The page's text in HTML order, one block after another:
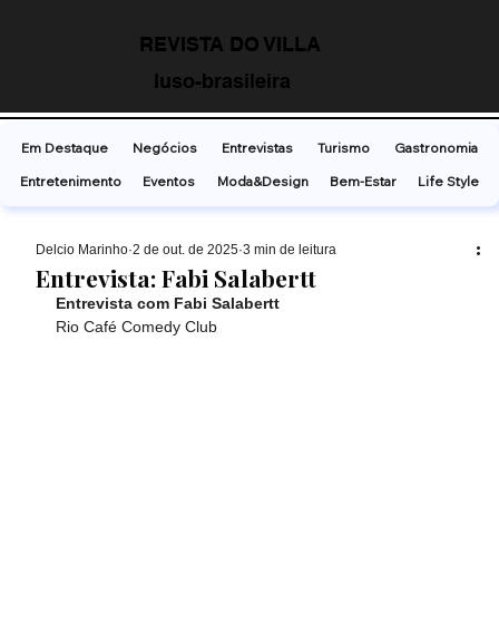
REVISTA DO VILLA
luso-brasileira
Entrevista: Fabi Salabertt
Delcio Marinho 2 de out. de 2025 3 min de leitura
Entrevista com Fabi Salabertt
Rio Café Comedy Club
Em Destaque Negócios Entrevistas Turismo
Gastronomia
Entretenimento
Eventos Moda&Design Bem-Estar Life Style